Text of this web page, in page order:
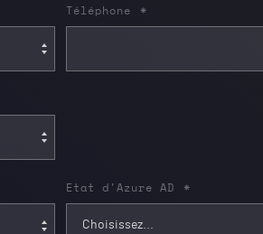
*
Téléphone
*
Etat d'Azure AD